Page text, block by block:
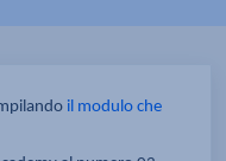
il modulo che